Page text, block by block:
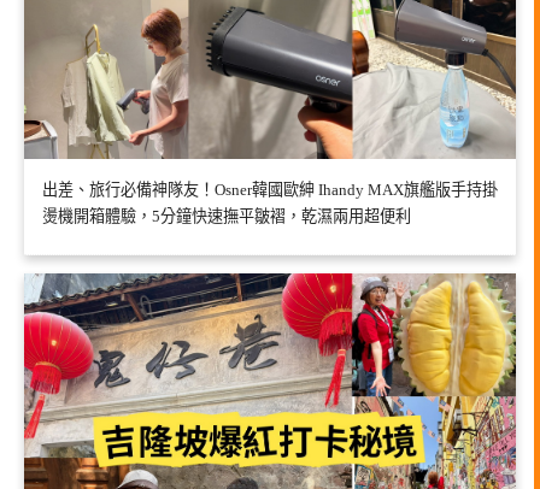
出差、旅行必備神隊友！Osner韓國歐紳 Ihandy MAX旗艦版手持掛
燙機開箱體驗，5分鐘快速撫平皺褶，乾濕兩用超便利